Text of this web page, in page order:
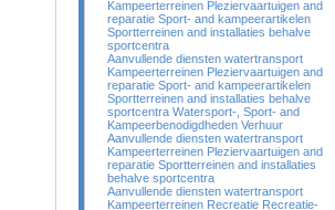
Kampeerterreinen Pleziervaartuigen and
reparatie Sport- and kampeerartikelen
Sportterreinen and installaties behalve
sportcentra
Aanvullende diensten watertransport
Kampeerterreinen Pleziervaartuigen and
reparatie Sport- and kampeerartikelen
Sportterreinen and installaties behalve
sportcentra Watersport-, Sport- and
Kampeerbenodigdheden Verhuur
Aanvullende diensten watertransport
Kampeerterreinen Pleziervaartuigen and
reparatie Sportterreinen and installaties
behalve sportcentra
Aanvullende diensten watertransport
Kampeerterreinen Recreatie Recreatie-